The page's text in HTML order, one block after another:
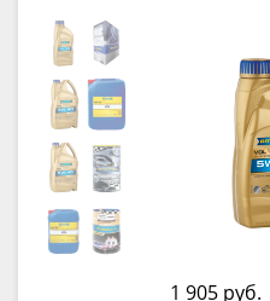
1 905 руб.